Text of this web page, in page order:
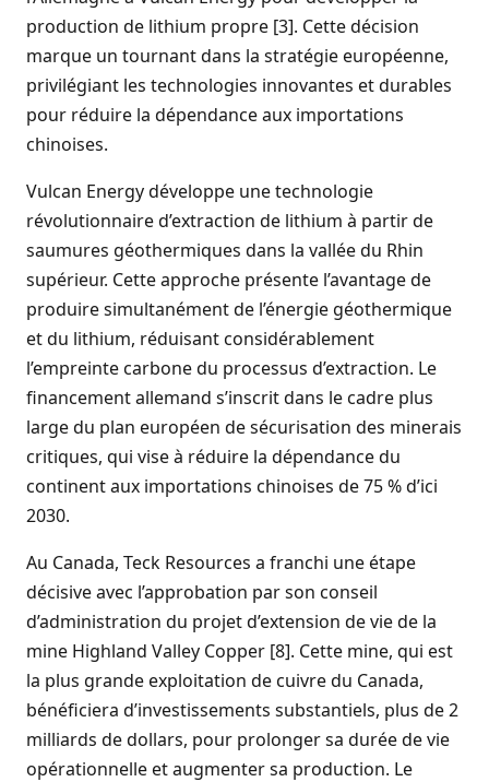
production de lithium propre [3]. Cette décision
marque un tournant dans la stratégie européenne,
privilégiant les technologies innovantes et durables
pour réduire la dépendance aux importations
chinoises.
Vulcan Energy développe une technologie
révolutionnaire d’extraction de lithium à partir de
saumures géothermiques dans la vallée du Rhin
supérieur. Cette approche présente l’avantage de
produire simultanément de l’énergie géothermique
et du lithium, réduisant considérablement
l’empreinte carbone du processus d’extraction. Le
financement allemand s’inscrit dans le cadre plus
large du plan européen de sécurisation des minerais
critiques, qui vise à réduire la dépendance du
continent aux importations chinoises de 75 % d’ici
2030.
Au Canada, Teck Resources a franchi une étape
décisive avec l’approbation par son conseil
d’administration du projet d’extension de vie de la
mine Highland Valley Copper [8]. Cette mine, qui est
la plus grande exploitation de cuivre du Canada,
bénéficiera d’investissements substantiels, plus de 2
milliards de dollars, pour prolonger sa durée de vie
opérationnelle et augmenter sa production. Le